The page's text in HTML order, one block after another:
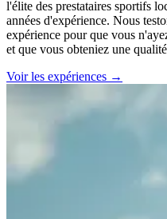
l'élite des prestataires sportifs
années d'expérience. Nous
expérience pour que vous
et que vous obteniez une
Voir les expériences →